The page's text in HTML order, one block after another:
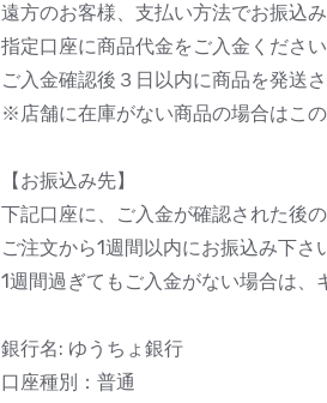
遠方のお客様、支払い方法でお振込
指定口座に商品代金をご入金ください
ご入金確認後３日以内に商品を発送
※店舗に在庫がない商品の場合はこ
【お振込み先】
下記口座に、ご入金が確認された後の
ご注文から1週間以内にお振込み下さ
1週間過ぎてもご入金がない場合は、
銀行名: ゆうちょ銀行
口座種別：普通